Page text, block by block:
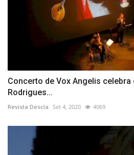
Concerto de Vox Angelis celebra
Rodrigues...
Revista Descla Set 4, 2020 4069